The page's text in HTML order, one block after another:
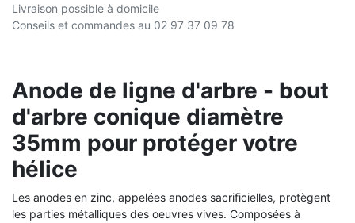
Livraison possible à domicile
Conseils et commandes au 02 97 37 09 78
Anode de ligne d'arbre - bout
d'arbre conique diamètre
35mm pour protéger votre
hélice
Les anodes en zinc, appelées anodes sacrificielles, protègent
les parties métalliques des oeuvres vives. Composées à